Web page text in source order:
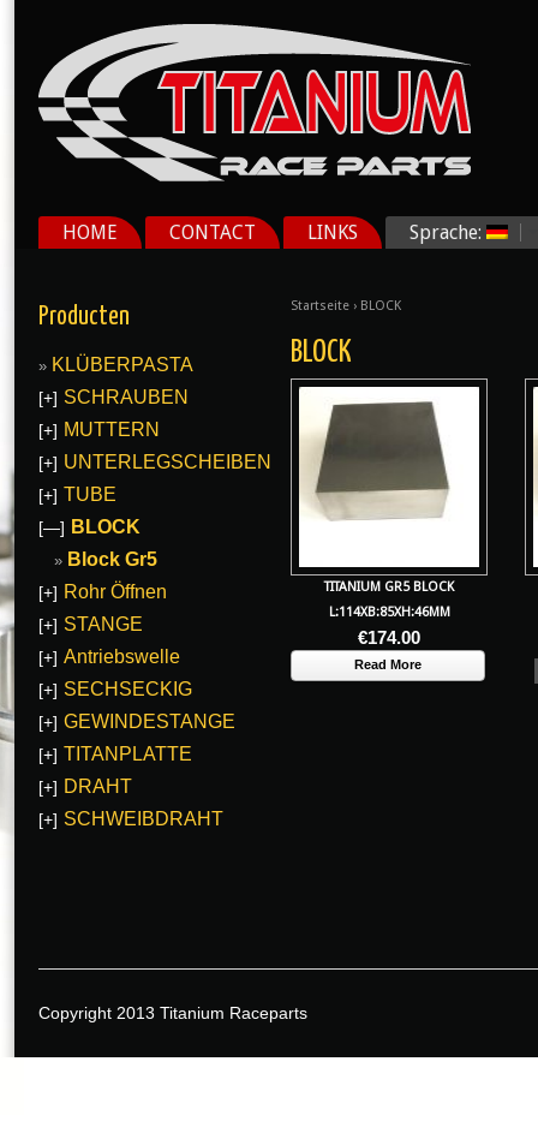
HOME CONTACT LINKS Sprache:
Startseite › BLOCK
BLOCK
TITANIUM GR5 BLOCK
L:114XB:85XH:46MM
€174.00
Read More
Producten
KLÜBERPASTA
[+] SCHRAUBEN
[+] MUTTERN
[+] UNTERLEGSCHEIBEN
[+] TUBE
[—] BLOCK
Block Gr5
[+] Rohr Öffnen
[+] STANGE
[+] Antriebswelle
[+] SECHSECKIG
[+] GEWINDESTANGE
[+] TITANPLATTE
[+] DRAHT
[+] SCHWEIBDRAHT
Copyright 2013 Titanium Raceparts